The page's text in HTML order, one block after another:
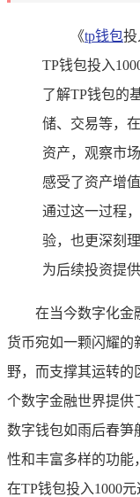
《tp钱包投
TP钱包投入
了解TP钱包的
储、交易等，
资产，观察市
感受了资产增
通过这一过程
验，也更深刻
为后续投资提供
在当今数字化金
货币宛如一颗闪耀的
野，而支撑其运转的
个数字金融世界提供
数字钱包如雨后春笋
性和丰富多样的功能
在TP钱包投入1000